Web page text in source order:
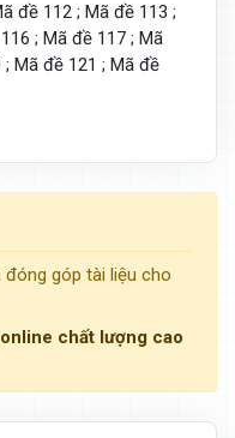
đề 112 ; Mã đề 113 ;
; Mã đề 117 ; Mã
Mã đề 121 ; Mã đề
góp tài liệu cho
chất lượng cao